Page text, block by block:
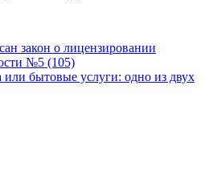
закон о лицензировании
№5 (105)
или бытовые услуги: одно из двух